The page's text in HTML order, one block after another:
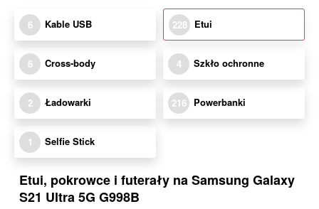
6 Kable USB 228 Etui
6 Cross-body 4 Szkło ochronne
2 Ładowarki 216 Powerbanki
1 Selfie Stick
Etui, pokrowce i futerały na Samsung Galaxy
S21 Ultra 5G G998B